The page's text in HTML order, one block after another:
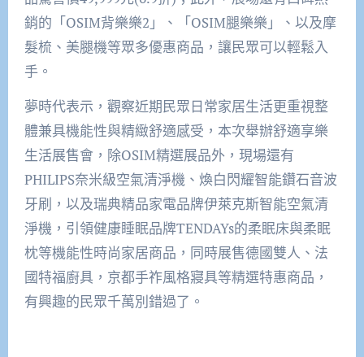
銷的「OSIM背樂樂2」、「OSIM腿樂樂」、以及摩
髮梳、美腿機等眾多優惠商品，讓民眾可以輕鬆入
手。
夢時代表示，觀察近期民眾日常家居生活更重視整
體兼具機能性與精緻舒適感受，本次舉辦舒適享樂
生活展售會，除OSIM精選展品外，現場還有
PHILIPS奈米級空氣清淨機、煥白閃耀智能鑽石音波
牙刷，以及瑞典精品家電品牌伊萊克斯智能空氣清
淨機，引領健康睡眠品牌TENDAYs的柔眠床與柔眠
枕等機能性時尚家居商品，同時展售德國雙人、法
國特福廚具，京都手祚風格寢具等精選特惠商品，
有興趣的民眾千萬別錯過了。